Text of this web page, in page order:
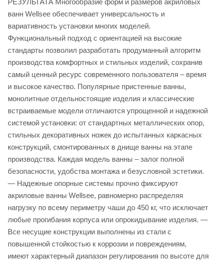
ванн Wellsee обеспечивает универсальность и
вариативность установки многих моделей.
Функциональный подход с ориентацией на высокие
стандарты позволил разработать продуманный алгоритм
производства комфортных и стильных изделий, сохранив
самый ценный ресурс современного пользователя – время
и высокое качество. Популярные пристенные ванны,
монолитные отдельностоящие изделия и классические
встраиваемые модели отличаются упрощенной и надежной
системой установки: от стандартных металлических опор,
стильных декоративных ножек до испытанных каркасных
конструкций, смонтированных в днище ванны на этапе
производства. Каждая модель ванны – залог полной
безопасности, удобства монтажа и безусловной эстетики.
— Надежные опорные системы прочно фиксируют
акриловые ванны Wellsee, равномерно распределяя
нагрузку по всему периметру чаши до 450 кг, что исключает
любые прогибания корпуса или опрокидывание изделия. —
Все несущие конструкции выполнены из стали с
повышенной стойкостью к коррозии и повреждениям,
имеют характерный диапазон регулирования по высоте для